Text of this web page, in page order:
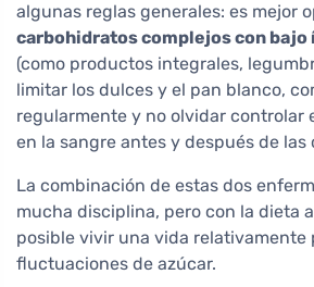
algunas reglas generales: es mejor
carbohidratos complejos con
(como productos integrales,
limitar los dulces y el pan blanco,
regularmente y no olvidar controlar
en la sangre antes y después de las
La combinación de estas dos
mucha disciplina, pero con la dieta
posible vivir una vida relativamente
fluctuaciones de azúcar.